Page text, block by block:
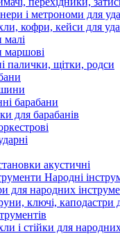
і метрономи для
кофри, кейси для
малі
маршові
палички, щітки, родси
барабани
для барабанів
акустичні
Народні
для народних
ключі, каподастри
і стійки для